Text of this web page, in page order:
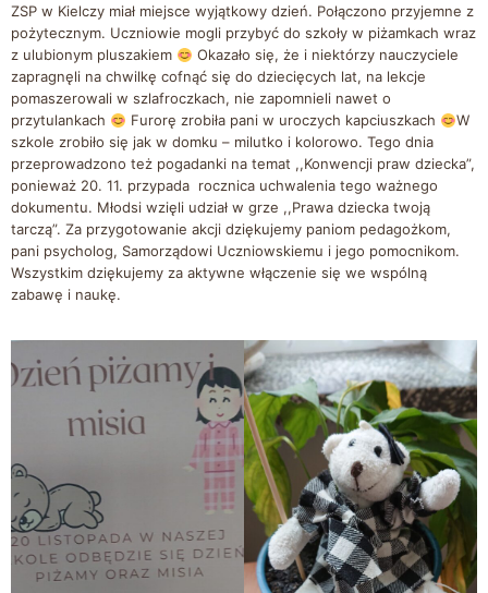
ZSP w Kielczy miał miejsce wyjątkowy dzień. Połączono przyjemne z
pożytecznym. Uczniowie mogli przybyć do szkoły w piżamkach wraz
z ulubionym pluszakiem
Okazało się, że i niektórzy nauczyciele
zapragnęli na chwilkę cofnąć się do dziecięcych lat, na lekcje
pomaszerowali w szlafroczkach, nie zapomnieli nawet o
przytulankach
Furorę zrobiła pani w uroczych kapciuszkach
W
szkole zrobiło się jak w domku – milutko i kolorowo. Tego dnia
przeprowadzono też pogadanki na temat ,,Konwencji praw dziecka”,
ponieważ 20. 11. przypada rocznica uchwalenia tego ważnego
dokumentu. Młodsi wzięli udział w grze ,,Prawa dziecka twoją
tarczą”. Za przygotowanie akcji dziękujemy paniom pedagożkom,
pani psycholog, Samorządowi Uczniowskiemu i jego pomocnikom.
Wszystkim dziękujemy za aktywne włączenie się we wspólną
zabawę i naukę.